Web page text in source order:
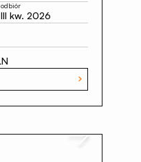
odbiór
III kw. 2026